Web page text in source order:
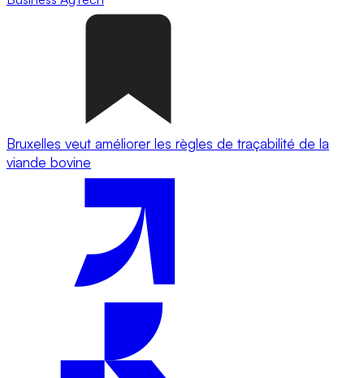
Bruxelles veut améliorer les règles de traçabilité de la
viande bovine